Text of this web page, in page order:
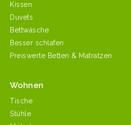
Kissen
Duvets
Bettwäsche
Besser schlafen
Preiswerte Betten & Matratzen
Wohnen
Tische
Stühle